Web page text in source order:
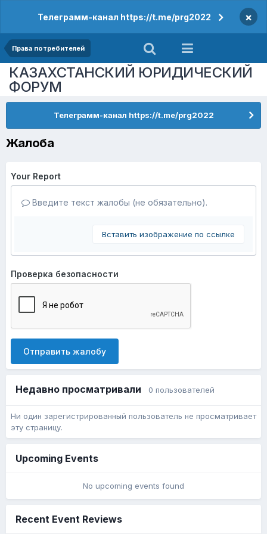
Телеграмм-канал https://t.me/prg2022 ×
Права потребителей
КАЗАХСТАНСКИЙ ЮРИДИЧЕСКИЙ
ФОРУМ
Телеграмм-канал https://t.me/prg2022
Жалоба
Your Report
Введите текст жалобы (не обязательно).
Вставить изображение по ссылке
Проверка безопасности
Отправить жалобу
Недавно просматривали 0 пользователей
Ни один зарегистрированный пользователь не просматривает
эту страницу.
Upcoming Events
No upcoming events found
Recent Event Reviews